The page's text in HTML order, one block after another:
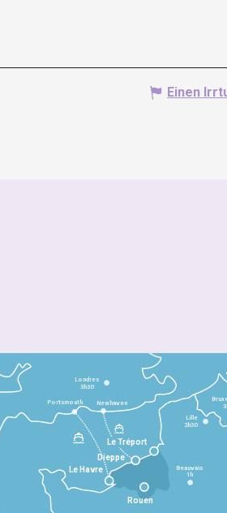
Einen
Le Havre
Dieppe
Le Tréport
Beauvais
1h
Lille
2h30
Londres
3h30
Newhaven
Portsmouth
Rouen